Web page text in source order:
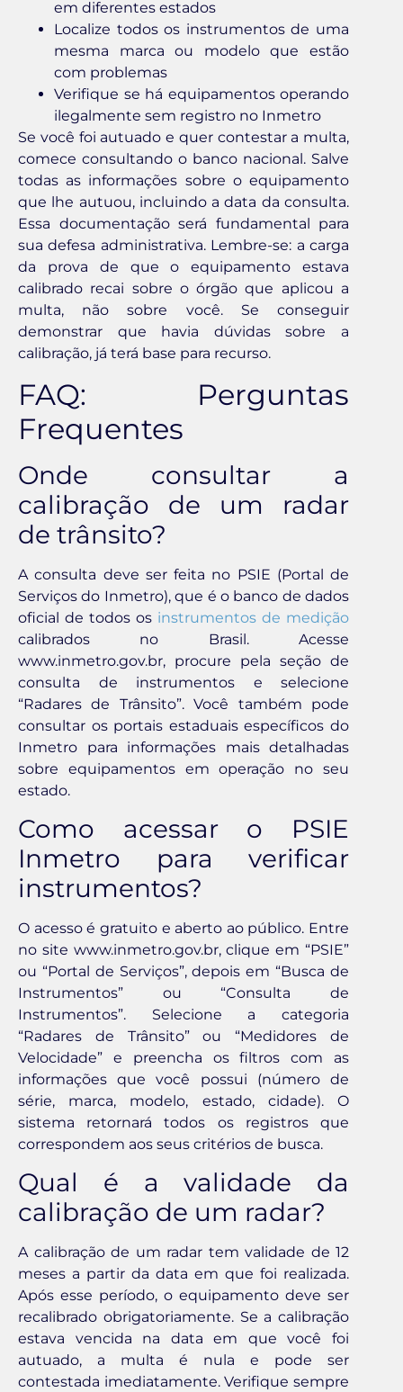
em diferentes estados
Localize todos os instrumentos de uma
mesma marca ou modelo que estão
com problemas
Verifique se há equipamentos operando
ilegalmente sem registro no Inmetro
Se você foi autuado e quer contestar a multa,
comece consultando o banco nacional. Salve
todas as informações sobre o equipamento
que lhe autuou, incluindo a data da consulta.
Essa documentação será fundamental para
sua defesa administrativa. Lembre-se: a carga
da prova de que o equipamento estava
calibrado recai sobre o órgão que aplicou a
multa, não sobre você. Se conseguir
demonstrar que havia dúvidas sobre a
calibração, já terá base para recurso.
FAQ: Perguntas
Frequentes
Onde consultar a
calibração de um radar
de trânsito?
A consulta deve ser feita no PSIE (Portal de
Serviços do Inmetro), que é o banco de dados
oficial de todos os instrumentos de medição
calibrados no Brasil. Acesse
www.inmetro.gov.br, procure pela seção de
consulta de instrumentos e selecione
“Radares de Trânsito”. Você também pode
consultar os portais estaduais específicos do
Inmetro para informações mais detalhadas
sobre equipamentos em operação no seu
estado.
Como acessar o PSIE
Inmetro para verificar
instrumentos?
O acesso é gratuito e aberto ao público. Entre
no site www.inmetro.gov.br, clique em “PSIE”
ou “Portal de Serviços”, depois em “Busca de
Instrumentos” ou “Consulta de
Instrumentos”. Selecione a categoria
“Radares de Trânsito” ou “Medidores de
Velocidade” e preencha os filtros com as
informações que você possui (número de
série, marca, modelo, estado, cidade). O
sistema retornará todos os registros que
correspondem aos seus critérios de busca.
Qual é a validade da
calibração de um radar?
A calibração de um radar tem validade de 12
meses a partir da data em que foi realizada.
Após esse período, o equipamento deve ser
recalibrado obrigatoriamente. Se a calibração
estava vencida na data em que você foi
autuado, a multa é nula e pode ser
contestada imediatamente. Verifique sempre